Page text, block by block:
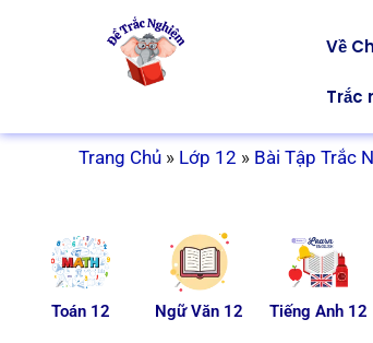
Về
Trắc
Trang Chủ » Lớp 12 » Bài Tập Trắc
Toán 12 Ngữ Văn 12 Tiếng Anh 12